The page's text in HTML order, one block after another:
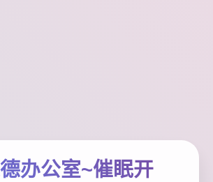
办公室~催眠开